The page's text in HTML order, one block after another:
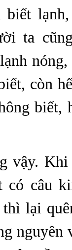
ta
còn
biết,
vậy.
có câu
lại
nguyên